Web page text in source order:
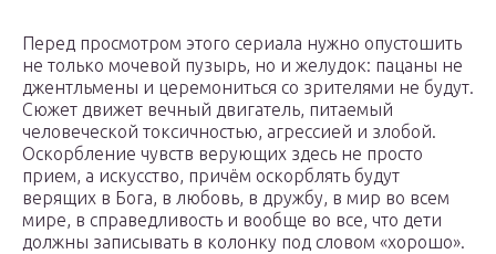
Перед просмотром этого сериала нужно опустошить
не только мочевой пузырь, но и желудок: пацаны не
джентльмены и церемониться со зрителями не будут.
Сюжет движет вечный двигатель, питаемый
человеческой токсичностью, агрессией и злобой.
Оскорбление чувств верующих здесь не просто
прием, а искусство, причём оскорблять будут
верящих в Бога, в любовь, в дружбу, в мир во всем
мире, в справедливость и вообще во все, что дети
должны записывать в колонку под словом «хорошо».